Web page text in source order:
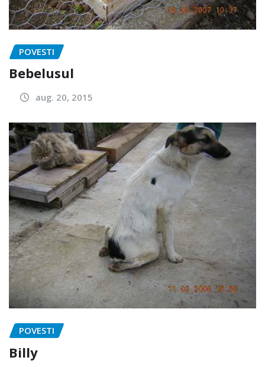
POVESTI
Bebelusul
aug. 20, 2015
POVESTI
Billy